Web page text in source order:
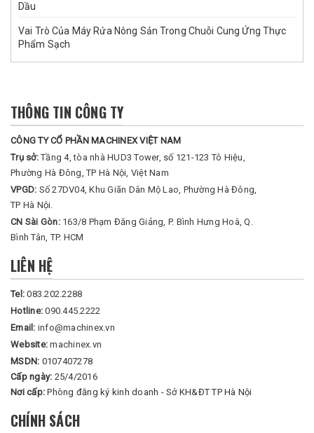
Dầu
Vai Trò Của Máy Rửa Nông Sản Trong Chuỗi Cung Ứng Thực
Phẩm Sạch
THÔNG TIN CÔNG TY
CÔNG TY CỔ PHẦN MACHINEX VIỆT NAM
Trụ sở:Tầng 4, tòa nhà HUD3 Tower, số 121-123 Tô Hiệu,
Phường Hà Đông, TP Hà Nội, Việt Nam
VPGD: Số 27DV04, Khu Giãn Dân Mộ Lao, Phường Hà Đông,
TP Hà Nội.
CN Sài Gòn: 163/8 Phạm Đăng Giảng, P. Bình Hưng Hoà, Q.
Bình Tân, TP. HCM
LIÊN HỆ
Tel:083.202.2288
Hotline:090.445.2222
Email: info@machinex.vn
Website:machinex.vn
MSDN: 0107407278
Cấp ngày: 25/4/2016
Nơi cấp:Phòng đăng ký kinh doanh - Sở KH&ĐT TP Hà Nội
CHÍNH SÁCH